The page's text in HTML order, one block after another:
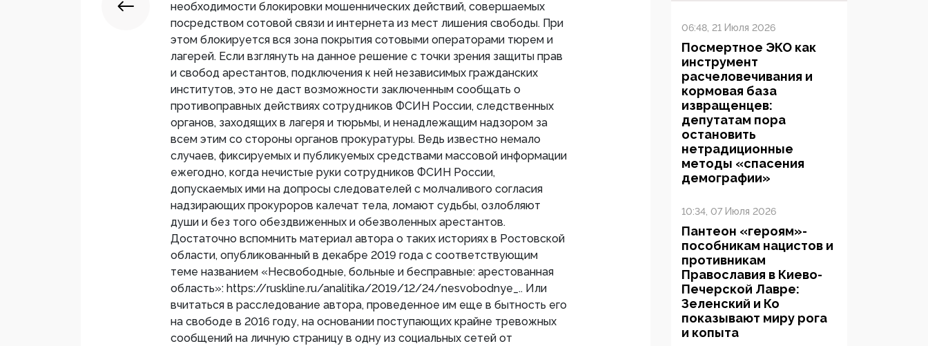
необходимости блокировки мошеннических действий, совершаемых
посредством сотовой связи и интернета из мест лишения свободы. При
этом блокируется вся зона покрытия сотовыми операторами тюрем и
лагерей. Если взглянуть на данное решение с точки зрения защиты прав
и свобод арестантов, подключения к ней независимых гражданских
институтов, это не даст возможности заключенным сообщать о
противоправных действиях сотрудников ФСИН России, следственных
органов, заходящих в лагеря и тюрьмы, и ненадлежащим надзором за
всем этим со стороны органов прокуратуры. Ведь известно немало
случаев, фиксируемых и публикуемых средствами массовой информации
ежегодно, когда нечистые руки сотрудников ФСИН России,
допускаемых ими на допросы следователей с молчаливого согласия
надзирающих прокуроров калечат тела, ломают судьбы, озлобляют
души и без того обездвиженных и обезволенных арестантов.
Достаточно вспомнить материал автора о таких историях в Ростовской
области, опубликованный в декабре 2019 года с соответствующим
теме названием «Несвободные, больные и бесправные: арестованная
область»: https://ruskline.ru/analitika/2019/12/24/nesvobodnye_.. Или
вчитаться в расследование автора, проведенное им еще в бытность его
на свободе в 2016 году, на основании поступающих крайне тревожных
сообщений на личную страницу в одну из социальных сетей от
06:48, 21 Июля 2026
Посмертное ЭКО как
инструмент
расчеловечивания и
кормовая база
извращенцев:
депутатам пора
остановить
нетрадиционные
методы «спасения
демографии»
10:34, 07 Июля 2026
Пантеон «героям»-
пособникам нацистов и
противникам
Православия в Киево-
Печерской Лавре:
Зеленский и Ко
показывают миру рога
и копыта